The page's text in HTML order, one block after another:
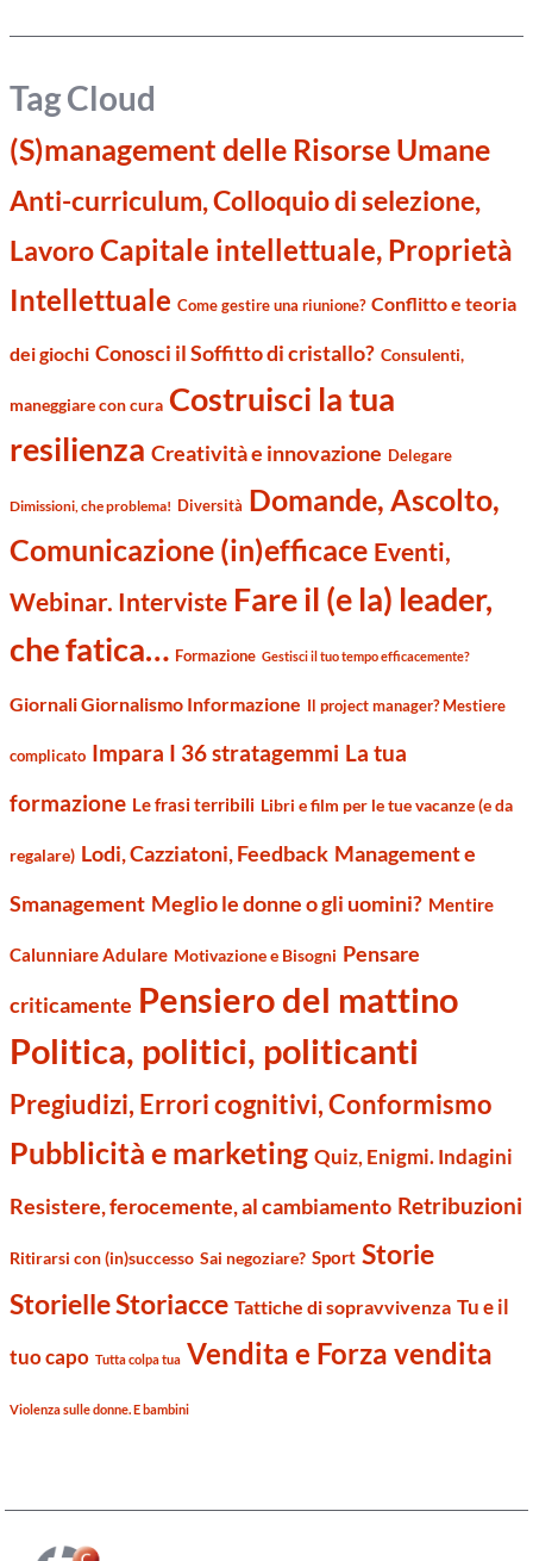
Tag Cloud
(S)management delle Risorse Umane
Anti-curriculum, Colloquio di selezione,
LavoroCapitale intellettuale, Proprietà
Intellettuale Come gestire una riunione? Conflitto e teoria
dei giochi Conosci il Soffitto di cristallo? Consulenti,
maneggiare con cura Costruisci la tua
resilienza Creatività e innovazione Delegare
Dimissioni, che problema! Diversità Domande, Ascolto,
Comunicazione (in)efficace Eventi,
Webinar. Interviste Fare il (e la) leader,
che fatica… Formazione Gestisci il tuo tempo efficacemente?
Giornali Giornalismo Informazione Il project manager? Mestiere
complicato Impara I 36 stratagemmi La tua
formazione Le frasi terribili Libri e film per le tue vacanze (e da
regalare) Lodi, Cazziatoni, Feedback Management e
Smanagement Meglio le donne o gli uomini? Mentire
Calunniare Adulare Motivazione e Bisogni Pensare
criticamente Pensiero del mattino
Politica, politici, politicanti
Pregiudizi, Errori cognitivi, Conformismo
Pubblicità e marketing Quiz, Enigmi. Indagini
Resistere, ferocemente, al cambiamento Retribuzioni
Ritirarsi con (in)successo Sai negoziare? Sport Storie
Storielle Storiacce Tattiche di sopravvivenza Tu e il
tuo capo Tutta colpa tua Vendita e Forza vendita
Violenza sulle donne. E bambini